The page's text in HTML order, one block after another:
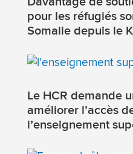
pour les réfugiés
Somalie depuis le
Le HCR demande
améliorer l’accès
l’enseignement